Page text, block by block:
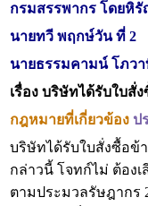
กรมสรรพากร โดยหิรั
นายทวี พฤกษ์วัน ที่ 2
นายธรรมคามน์ โภวา
เรื่อง บริษัทได้รับใบสั่
กฎหมายที่เกี่ยวข้อง ป
บริษัทได้รับใบสั่งซื้อข้
กล่าวนี้ โจทก์ไม่ ต้อง
ตามประมวลรัษฎากร